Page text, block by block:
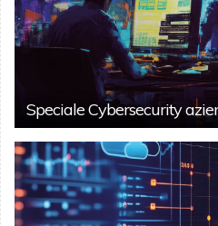
Speciale Cybersecurity